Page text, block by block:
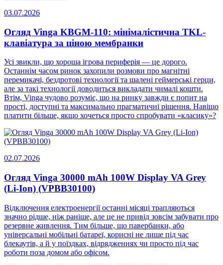
03.07.2026
Огляд Vinga KBGM-110: мінімалістична TKL-
клавіатура за ціною мембранки
Усі звикли, що хороша ігрова периферія — це дорого.
Останнім часом ринок захопили розмови про магнітні
перемикачі, бездротові технології та шалені геймерські герци,
але за такі технології доводиться викладати чималі кошти.
Втім, Vinga чудово розуміє, що на ринку завжди є попит на
прості, доступні та максимально прагматичні рішення. Навіщо
платити більше, якщо хочеться просто спробувати «класику»?
02.07.2026
Огляд Vinga 30000 mAh 100W Display VA Grey
(Li-Ion) (VPBB30100)
Відключення електроенергії останні місяці трапляються
значно рідше, ніж раніше, але це не привід зовсім забувати про
резервне живлення. Тим більше, що павербанки, або
універсальні мобільні батареї, корисні не лише під час
блекаутів, а й у поїздках, відрядженнях чи просто під час
роботи поза домом або офісом.